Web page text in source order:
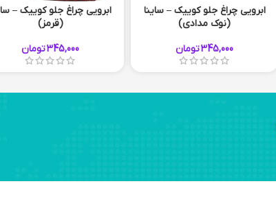
ابرویی چراغ جلو کوییک – ساینا
(نوک مدادی)
345,000تومان
ابرویی چراغ جلو کوییک –
(قرمز)
345,000تومان